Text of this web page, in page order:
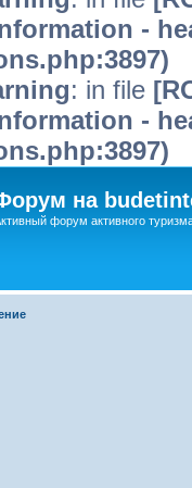
-
: in file
-
на
форум активного